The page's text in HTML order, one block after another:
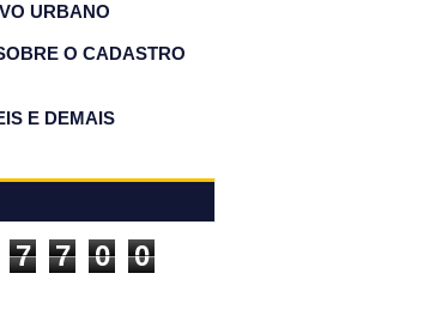
URBANO
O CADASTRO
E DEMAIS
7 7 0 0